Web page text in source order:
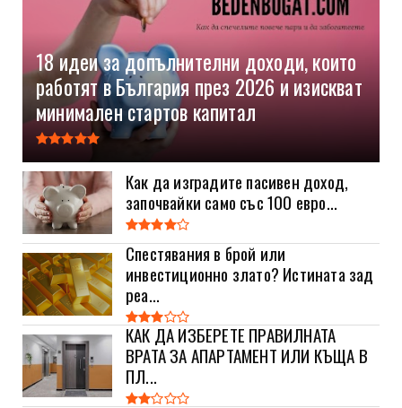
18 идеи за допълнителни доходи, които
работят в България през 2026 и изискват
минимален стартов капитал
Как да изградите пасивен доход,
започвайки само със 100 евро...
Спестявания в брой или
инвестиционно злато? Истината зад
реа...
КАК ДА ИЗБЕРЕТЕ ПРАВИЛНАТА
ВРАТА ЗА АПАРТАМЕНТ ИЛИ КЪЩА В
ПЛ...